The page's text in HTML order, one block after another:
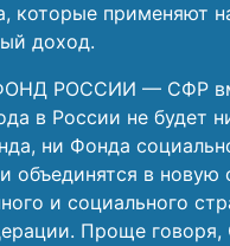
которые применяют
доход.
РОССИИ — СФР
в России не будет
ни Фонда
объединятся в новую
и социального
Проще говоря,